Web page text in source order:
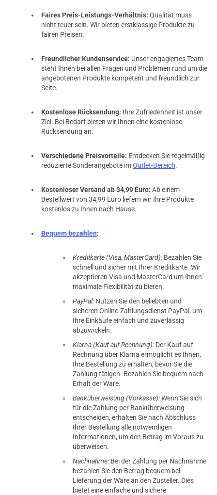
Faires Preis-Leistungs-Verhältnis: Qualität muss
nicht teuer sein. Wir bieten erstklassige Produkte zu
fairen Preisen.
Freundlicher Kundenservice: Unser engagiertes Team
steht Ihnen bei allen Fragen und Problemen rund um die
angebotenen Produkte kompetent und freundlich zur
Seite.
Kostenlose Rücksendung: Ihre Zufriedenheit ist unser
Ziel. Bei Bedarf bieten wir Ihnen eine kostenlose
Rücksendung an.
Verschiedene Preisvorteile: Entdecken Sie regelmäßig
reduzierte Sonderangebote imOutlet-Bereich.
Kostenloser Versand ab 34,99 Euro: Ab einem
Bestellwert von 34,99 Euro liefern wir Ihre Produkte
kostenlos zu Ihnen nach Hause.
Bequem bezahlen:
Kreditkarte (Visa, MasterCard): Bezahlen Sie
schnell und sicher mit Ihrer Kreditkarte. Wir
akzeptieren Visa und MasterCard um Ihnen
maximale Flexibilität zu bieten.
PayPal: Nutzen Sie den beliebten und
sicheren Online-Zahlungsdienst PayPal, um
Ihre Einkäufe einfach und zuverlässig
abzuwickeln.
Klarna (Kauf auf Rechnung): Der Kauf auf
Rechnung über Klarna ermöglicht es Ihnen,
Ihre Bestellung zu erhalten, bevor Sie die
Zahlung tätigen. Bezahlen Sie bequem nach
Erhalt der Ware.
Banküberweisung (Vorkasse):Wenn Sie sich
für die Zahlung per Banküberweisung
entscheiden, erhalten Sie nach Abschluss
Ihrer Bestellung alle notwendigen
Informationen, um den Betrag im Voraus zu
überweisen.
Nachnahme: Bei der Zahlung per Nachnahme
bezahlen Sie den Betrag bequem bei
Lieferung der Ware an den Zusteller. Dies
bietet eine einfache und sichere